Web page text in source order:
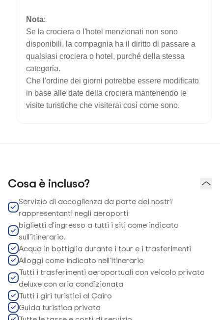
Nota:
Se la crociera o l'hotel menzionati non sono
disponibili, la compagnia ha il diritto di passare a
qualsiasi crociera o hotel, purché della stessa
categoria.
Che l'ordine dei giorni potrebbe essere modificato
in base alle date della crociera mantenendo le
visite turistiche che visiterai così come sono.
Cosa è incluso?
Servizio di accoglienza da parte dei nostri
rappresentanti negli aeroporti
biglietti d'ingresso a tutti i siti come indicato
sull'itinerario.
Acqua in bottiglia durante i tour e i trasferimenti
Alloggi come indicato nell'itinerario
Tutti i trasferimenti aeroportuali con veicolo privato
deluxe con aria condizionata
Tutti i giri turistici al Cairo
Guida turistica privata